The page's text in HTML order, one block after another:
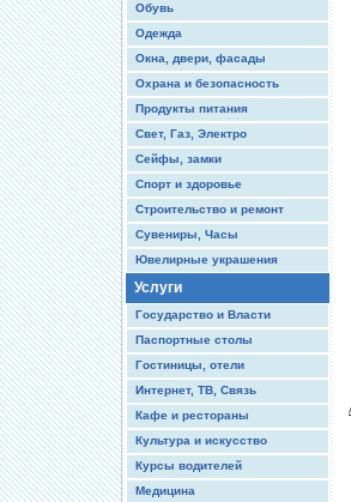
Обувь
Одежда
Окна, двери, фасады
Охрана и безопасность
Продукты питания
Свет, Газ, Электро
Сейфы, замки
Спорт и здоровье
Строительство и ремонт
Сувениры, Часы
Ювелирные украшения
Услуги
Государство и Власти
Паспортные столы
Гостиницы, отели
Интернет, ТВ, Связь
Кафе и рестораны
Культура и искусство
Курсы водителей
Медицина